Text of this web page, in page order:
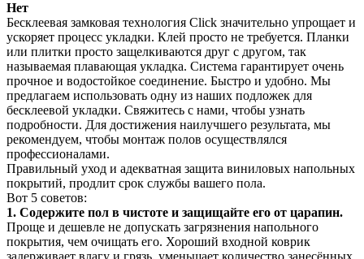
Нет
Бесклеевая замковая технология Click значительно упрощает и
ускоряет процесс укладки. Клей просто не требуется. Планки
или плитки просто защелкиваются друг с другом, так
называемая плавающая укладка. Система гарантирует очень
прочное и водостойкое соединение. Быстро и удобно. Мы
предлагаем использовать одну из наших подложек для
бесклеевой укладки. Свяжитесь с нами, чтобы узнать
подробности. Для достижения наилучшего результата, мы
рекомендуем, чтобы монтаж полов осуществлялся
профессионалами.
Правильный уход и адекватная защита виниловых напольных
покрытий, продлит срок службы вашего пола.
Вот 5 советов:
1. Содержите пол в чистоте и защищайте его от царапин.
Проще и дешевле не допускать загрязнения напольного
покрытия, чем очищать его. Хороший входной коврик